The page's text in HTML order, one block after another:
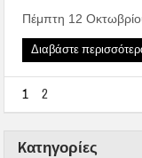
Πέμπτη 12
Διαβάστε
1 2
Kατηγορίες